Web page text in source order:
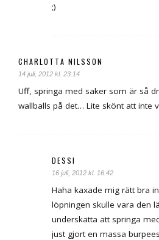
;)
CHARLOTTA NILSSON
14 juli, 2012 kl. 23:14
Uff, springa med saker som är så
wallballs på det… Lite skönt att inte
DESSI
16 juli, 2012 kl. 16:42
Haha kaxade mig rätt bra
löpningen skulle vara den
underskatta att springa
just gjort en massa